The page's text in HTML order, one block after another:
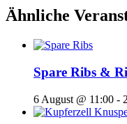
Ähnliche
Spare Ribs &
6 August @ 11:00 -